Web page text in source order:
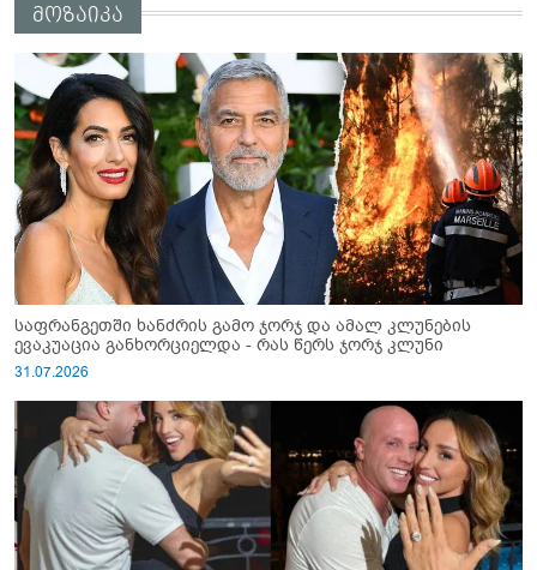
გია ჯაფარიძე
მოზაიკა
საფრანგეთში ხანძრის გამო ჯორჯ და ამალ კლუნების
ევაკუაცია განხორციელდა - რას წერს ჯორჯ კლუნი
31.07.2026